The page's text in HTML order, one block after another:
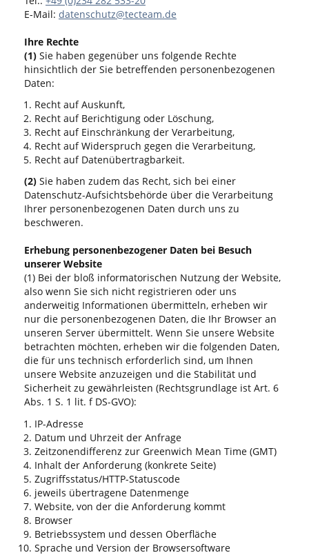
E-Mail: datenschutz@tecteam.de
Ihre Rechte
(1) Sie haben gegenüber uns folgende Rechte
hinsichtlich der Sie betreffenden personenbezogenen
Daten:
Recht auf Auskunft,
Recht auf Berichtigung oder Löschung,
Recht auf Einschränkung der Verarbeitung,
Recht auf Widerspruch gegen die Verarbeitung,
Recht auf Datenübertragbarkeit.
(2) Sie haben zudem das Recht, sich bei einer
Datenschutz-Aufsichtsbehörde über die Verarbeitung
Ihrer personenbezogenen Daten durch uns zu
beschweren.
Erhebung personenbezogener Daten bei Besuch
unserer Website
(1) Bei der bloß informatorischen Nutzung der Website,
also wenn Sie sich nicht registrieren oder uns
anderweitig Informationen übermitteln, erheben wir
nur die personenbezogenen Daten, die Ihr Browser an
unseren Server übermittelt. Wenn Sie unsere Website
betrachten möchten, erheben wir die folgenden Daten,
die für uns technisch erforderlich sind, um Ihnen
unsere Website anzuzeigen und die Stabilität und
Sicherheit zu gewährleisten (Rechtsgrundlage ist Art. 6
Abs. 1 S. 1 lit. f DS-GVO):
IP-Adresse
Datum und Uhrzeit der Anfrage
Zeitzonendifferenz zur Greenwich Mean Time (GMT)
Inhalt der Anforderung (konkrete Seite)
Zugriffsstatus/HTTP-Statuscode
jeweils übertragene Datenmenge
Website, von der die Anforderung kommt
Browser
Betriebssystem und dessen Oberfläche
Sprache und Version der Browsersoftware